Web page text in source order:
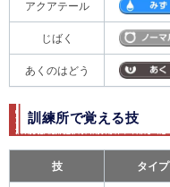
アクアテール
じばく
あくのはどう
訓練所で覚える技
技 タイプ